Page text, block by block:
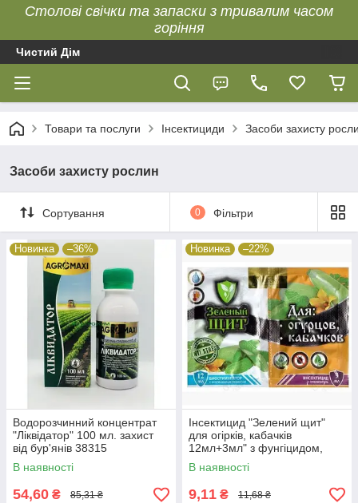
Столові свічки та запаски з тривалим часом
горіння
Чистий Дім
Товари та послуги Інсектициди Засоби захисту
Засоби захисту рослин
Сортування 0 Фільтри
Новинка –36%
Водорозчинний концентрат
"Ліквідатор" 100 мл. захист
від бур'янів 38315
В наявності
54,60 ₴ 85,31 ₴
Новинка –22%
Інсектицид "Зелений щит"
для огірків, кабачків
12мл+3мл" з фунгіцидом,
прилипачем 65324
В наявності
9,11 ₴ 11,68 ₴